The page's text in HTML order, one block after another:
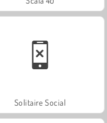
Solitaire Social